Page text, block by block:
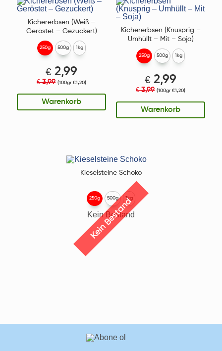
Kichererbsen (Weiß –
Geröstet – Gezuckert)
250g
€ 2,99
€3,99 (100gr €1,20)
Warenkorb
500g 1kg
Kichererbsen (Knusprig –
Umhüllt – Mit – Soja)
250g
€ 2,99
€3,99 (100gr €1,20)
Warenkorb
500g 1kg
Kieselsteine Schoko
250g
Kein Bestand
Kein Bestand
500g 1kg